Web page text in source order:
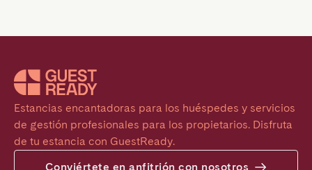
Estancias encantadoras para los huéspedes y servicios
de gestión profesionales para los propietarios. Disfruta
de tu estancia con GuestReady.
Conviértete en anfitrión con nosotros